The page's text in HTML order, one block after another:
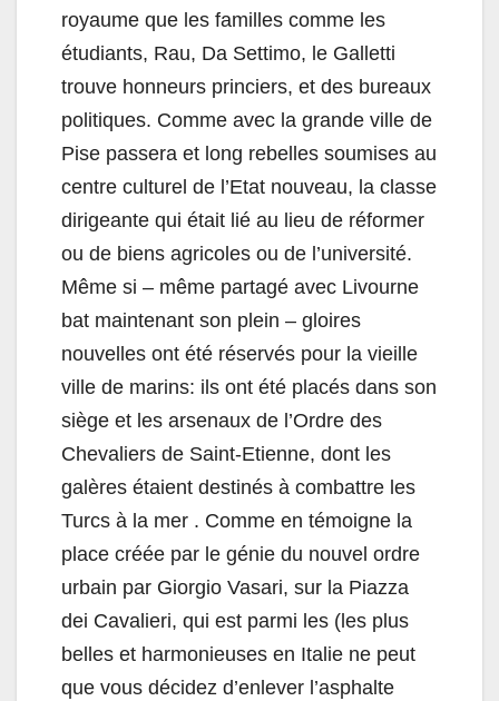
royaume que les familles comme les
étudiants, Rau, Da Settimo, le Galletti
trouve honneurs princiers, et des bureaux
politiques. Comme avec la grande ville de
Pise passera et long rebelles soumises au
centre culturel de l’Etat nouveau, la classe
dirigeante qui était lié au lieu de réformer
ou de biens agricoles ou de l’université.
Même si – même partagé avec Livourne
bat maintenant son plein – gloires
nouvelles ont été réservés pour la vieille
ville de marins: ils ont été placés dans son
siège et les arsenaux de l’Ordre des
Chevaliers de Saint-Etienne, dont les
galères étaient destinés à combattre les
Turcs à la mer . Comme en témoigne la
place créée par le génie du nouvel ordre
urbain par Giorgio Vasari, sur la Piazza
dei Cavalieri, qui est parmi les (les plus
belles et harmonieuses en Italie ne peut
que vous décidez d’enlever l’asphalte